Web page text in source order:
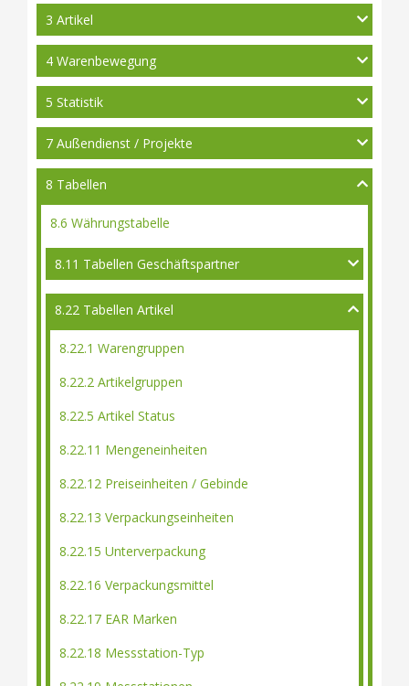
3 Artikel
4 Warenbewegung
5 Statistik
7 Außendienst / Projekte
8 Tabellen
8.6 Währungstabelle
8.11 Tabellen Geschäftspartner
8.22 Tabellen Artikel
8.22.1 Warengruppen
8.22.2 Artikelgruppen
8.22.5 Artikel Status
8.22.11 Mengeneinheiten
8.22.12 Preiseinheiten / Gebinde
8.22.13 Verpackungseinheiten
8.22.15 Unterverpackung
8.22.16 Verpackungsmittel
8.22.17 EAR Marken
8.22.18 Messstation-Typ